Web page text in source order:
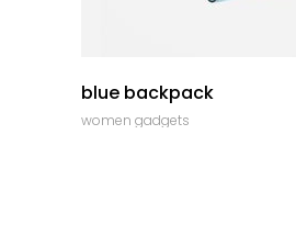
blue backpack
women gadgets